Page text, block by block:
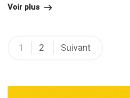
Voir plus
Navigation
articles
1 2 Suivant